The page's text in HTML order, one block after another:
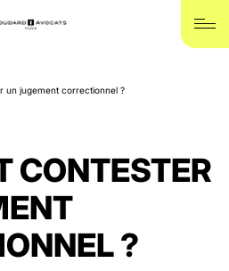
un jugement correctionnel ?
CONTESTER
?